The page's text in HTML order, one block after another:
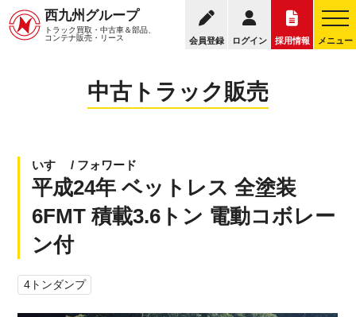
西九州グループ
トラック買取・中古車＆部品、
コンテナ販売・リース
会員登録 ログイン 採用情報 メニュー
中古トラック販売トップ トラック販売について
中古トラック販売
いすゞ / フォワード
平成24年 ベットレス 全塗装
6FMT 積載3.6トン 電動コボレー
ン付
4トンダンプ